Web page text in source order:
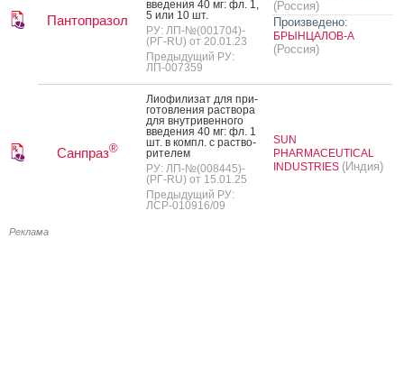
Пантопразол
вве­дения 40 мг: фл. 1,
5 или 10 шт.
РУ: ЛП-№(001704)-
(РГ-RU) от 20.01.23
Предыдущий РУ:
ЛП-007359
(Россия)
Произведено:
БРЫНЦАЛОВ-А
(Россия)
Санпраз®
Ли­офи­лизат для при­
готов­ле­ния рас­тво­ра
для внут­ри­вен­но­го
вве­дения 40 мг: фл. 1
шт. в компл. с рас­тво­
рите­лем
РУ: ЛП-№(008445)-
(РГ-RU) от 15.01.25
Предыдущий РУ:
ЛСР-010916/09
SUN
PHARMACEUTICAL
INDUSTRIES (Индия)
Реклама